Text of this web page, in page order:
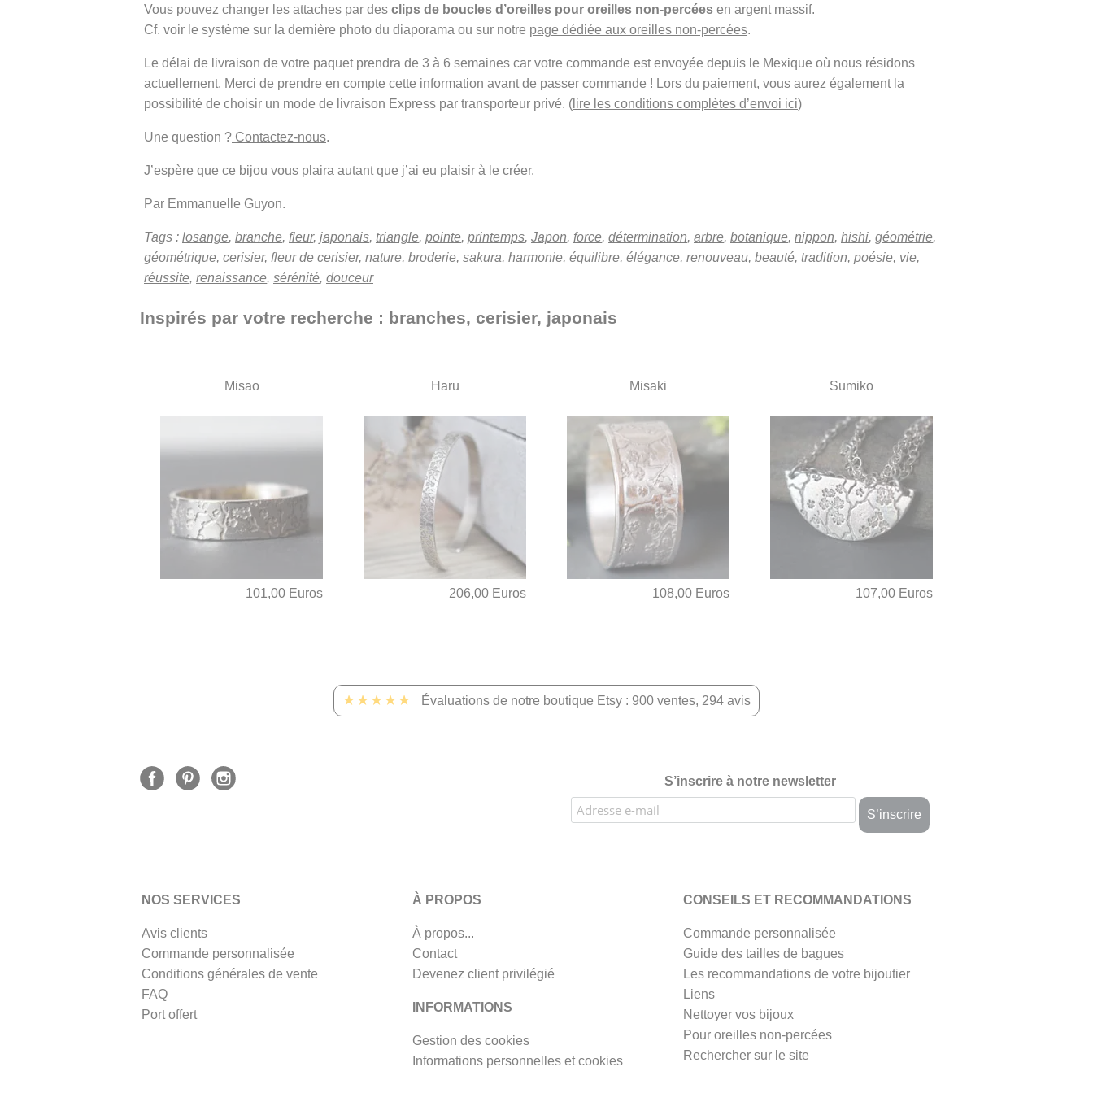
Vous pouvez changer les attaches par des clips de boucles d’oreilles pour oreilles non-percées en argent massif.
Cf. voir le système sur la dernière photo du diaporama ou sur notre page dédiée aux oreilles non-percées.
Le délai de livraison de votre paquet prendra de 3 à 6 semaines car votre commande est envoyée depuis le Mexique où nous résidons
actuellement. Merci de prendre en compte cette information avant de passer commande ! Lors du paiement, vous aurez également la
possibilité de choisir un mode de livraison Express par transporteur privé. ( lire les conditions complètes d’envoi ici)
Une question ? Contactez-nous.
J’espère que ce bijou vous plaira autant que j’ai eu plaisir à le créer.
Par Emmanuelle Guyon.
Tags : losange, branche, fleur, japonais, triangle, pointe, printemps, Japon, force, détermination, arbre, botanique, nippon, hishi, géométrie,
géométrique, cerisier, fleur de cerisier, nature, broderie, sakura, harmonie, équilibre, élégance, renouveau, beauté, tradition, poésie, vie,
réussite, renaissance, sérénité, douceur
Inspirés par votre recherche : branches, cerisier, japonais
Misao
101,00 Euros
Haru
206,00 Euros
Misaki
108,00 Euros
Sumiko
107,00 Euros
★★★★★ Évaluations de notre boutique Etsy : 900 ventes, 294 avis
S’inscrire à notre newsletter
NOS SERVICES
Avis clients
Commande personnalisée
Conditions générales de vente
FAQ
Port offert
À PROPOS
À propos...
Contact
Devenez client privilégié
INFORMATIONS
Gestion des cookies
Informations personnelles et cookies
CONSEILS ET RECOMMANDATIONS
Commande personnalisée
Guide des tailles de bagues
Les recommandations de votre bijoutier
Liens
Nettoyer vos bijoux
Pour oreilles non-percées
Rechercher sur le site